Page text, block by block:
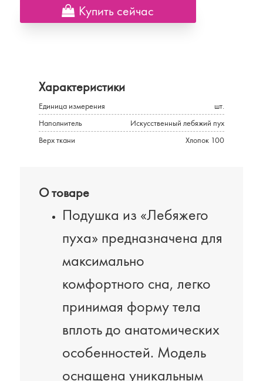
Купить сейчас
О товаре
Подушка из «Лебяжего
пуха» предназначена для
максимально
комфортного сна, легко
принимая форму тела
вплоть до анатомических
особенностей. Модель
оснащена уникальным
Характеристики
Единица измерения
шт.
Наполнитель
Искусственный лебяжий пух
Верх ткани
Хлопок 100